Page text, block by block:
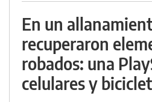
En un
recuperaron
robados: una
celulares y